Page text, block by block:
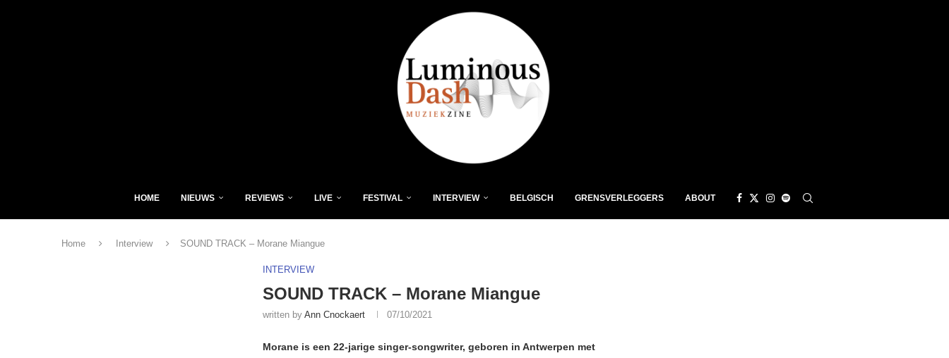
HOME NIEUWS REVIEWS LIVE FESTIVAL INTERVIEW BELGISCH GRENSVERLEGGERS ABOUT
Home Interview SOUND TRACK – Morane Miangue
INTERVIEW
SOUND TRACK – Morane Miangue
written by Ann Cnockaert 07/10/2021
Morane is een 22-jarige singer-songwriter, geboren in Antwerpen met